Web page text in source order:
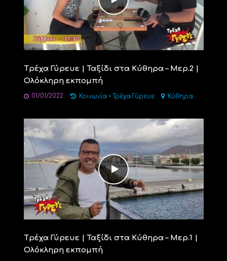
Tρέχα Γύρευε | Ταξίδι στα Κύθηρα – Μερ.2 |
Ολόκληρη εκπομπή
01/01/2022 Κοινωνία • Τρέχα Γύρευε Κύθηρα
Tρέχα Γύρευε | Ταξίδι στα Κύθηρα – Μερ.1 |
Ολόκληρη εκπομπή